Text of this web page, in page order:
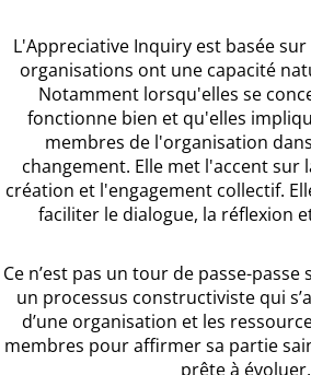
L'Appreciative Inquiry est basée
organisations ont une capacité
Notamment lorsqu'elles se
fonctionne bien et qu'elles
membres de l'organisation
changement. Elle met l'accent sur
création et l'engagement collectif.
faciliter le dialogue, la réflexion
Ce n’est pas un tour de passe-
un processus constructiviste qui
d’une organisation et les
membres pour affirmer sa partie
prête à évoluer.